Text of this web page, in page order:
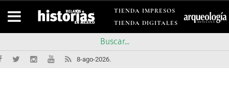
TIENDA IMPRESOS
TIENDA DIGITALES
8-ago-2026.